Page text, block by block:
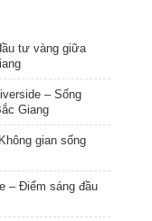
tư vàng giữa
– Sống
Giang
gian sống
– Điểm sáng đầu